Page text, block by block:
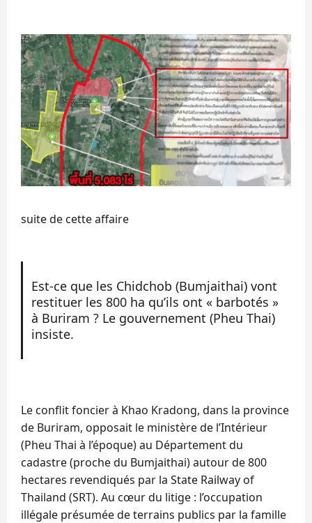
suite de cette affaire
Est-ce que les Chidchob (Bumjaithai) vont
restituer les 800 ha qu’ils ont « barbotés »
à Buriram ? Le gouvernement (Pheu Thai)
insiste.
Le conflit foncier à Khao Kradong, dans la province
de Buriram, opposait le ministère de l’Intérieur
(Pheu Thai à l’époque) au Département du
cadastre (proche du Bumjaithai) autour de 800
hectares revendiqués par la State Railway of
Thailand (SRT). Au cœur du litige : l’occupation
illégale présumée de terrains publics par la famille